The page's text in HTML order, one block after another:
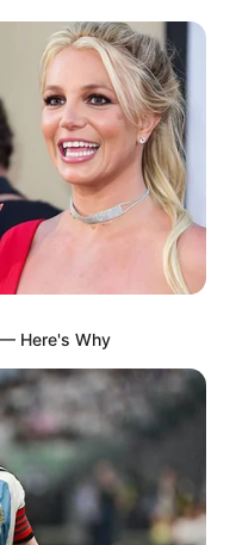
Here's Why